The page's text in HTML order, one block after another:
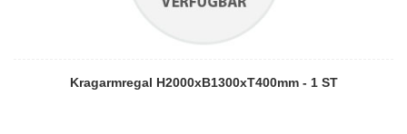
Kragarmregal H2000xB1300xT400mm - 1 ST